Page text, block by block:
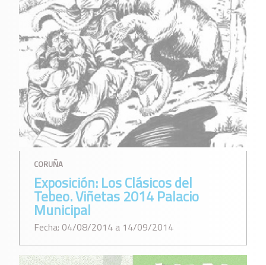
CORUÑA
Exposición: Los Clásicos del
Tebeo. Viñetas 2014 Palacio
Municipal
Fecha: 04/08/2014 a 14/09/2014